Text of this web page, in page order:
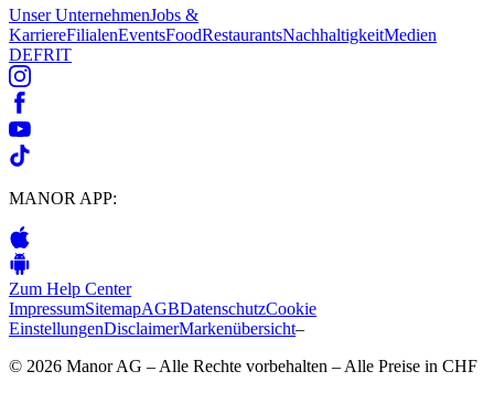
Unser UnternehmenJobs &
KarriereFilialenEventsFoodRestaurantsNachhaltigkeitMedien
DEFRIT
MANOR APP:
Zum Help Center
ImpressumSitemapAGBDatenschutzCookie
EinstellungenDisclaimerMarkenübersicht–
© 2026 Manor AG – Alle Rechte vorbehalten – Alle Preise in CHF